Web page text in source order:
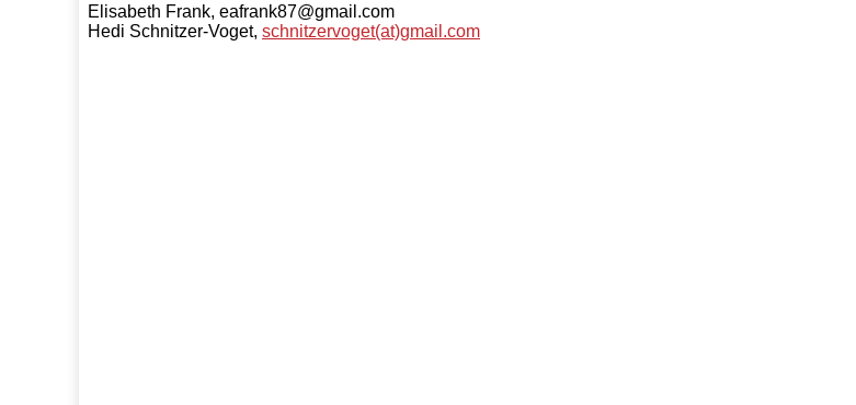
Elisabeth Frank, eafrank87@gmail.com
Hedi Schnitzer-Voget, schnitzervoget(at)gmail.com